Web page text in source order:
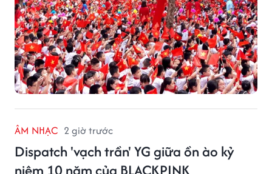
ÂM NHẠC 2 giờ trước
Dispatch 'vạch trần' YG giữa ồn ào kỷ